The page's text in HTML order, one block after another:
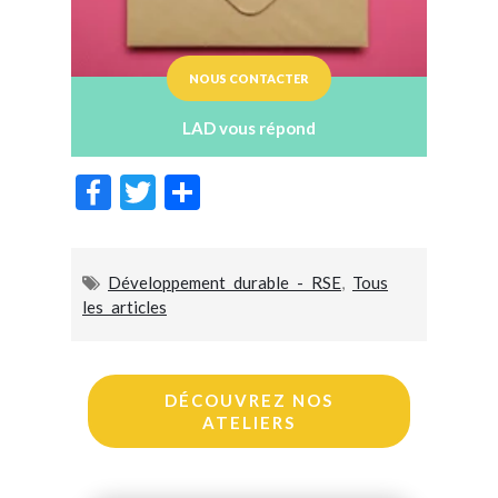
NOUS CONTACTER
LAD vous répond
F
b
o
T
er g
Développement durable - RSE, Tous
les articles
DÉCOUVREZ NOS
ATELIERS